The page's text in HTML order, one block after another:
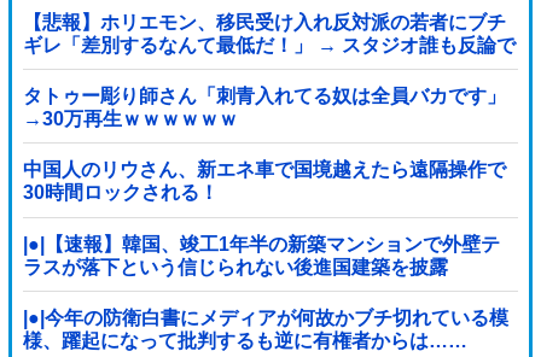
【悲報】ホリエモン、移民受け入れ反対派の若者にブチ
ギレ「差別するなんて最低だ！」 → スタジオ誰も反論で
きず沈黙 ………
タトゥー彫り師さん「刺青入れてる奴は全員バカです」
→30万再生ｗｗｗｗｗｗ
中国人のリウさん、新エネ車で国境越えたら遠隔操作で
30時間ロックされる！
|●|【速報】韓国、竣工1年半の新築マンションで外壁テ
ラスが落下という信じられない後進国建築を披露
|●|今年の防衛白書にメディアが何故かブチ切れている模
様、躍起になって批判するも逆に有権者からは……